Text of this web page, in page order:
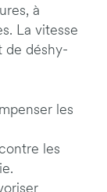
à
La vitesse
de déshy-
les
les